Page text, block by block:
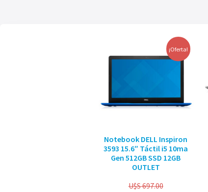
¡Oferta!
Notebook DELL Inspiron
3593 15.6″ Táctil i5 10ma
Gen 512GB SSD 12GB
OUTLET
U$S697.00